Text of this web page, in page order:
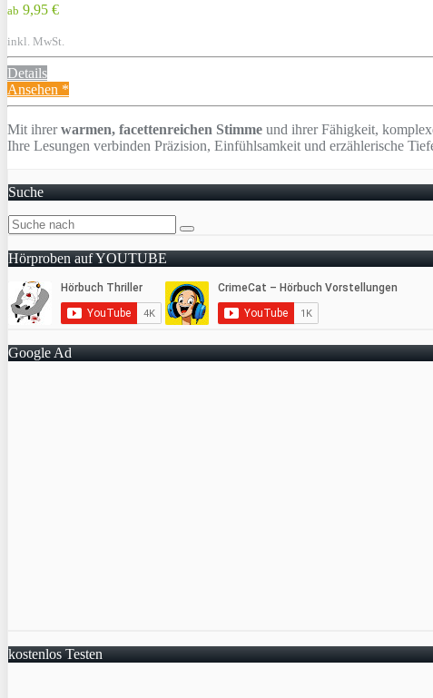
ab 9,95 €
inkl. MwSt.
Details
Ansehen *
Mit ihrerwarmen, facettenreichen Stimme und ihrer Fähigkeit,
Ihre Lesungen verbinden Präzision, Einfühlsamkeit und erzählerische
Suche
Hörproben auf YOUTUBE
Google Ad
kostenlos Testen